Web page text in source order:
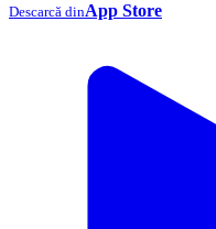
Descarcă dinApp Store